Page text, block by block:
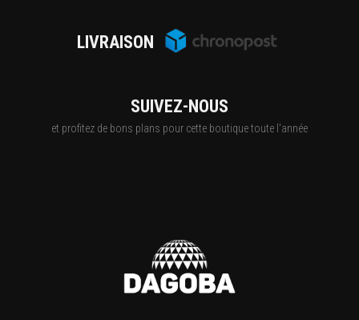
LIVRAISON
SUIVEZ-NOUS
et profitez de bons plans pour cette boutique toute l'année